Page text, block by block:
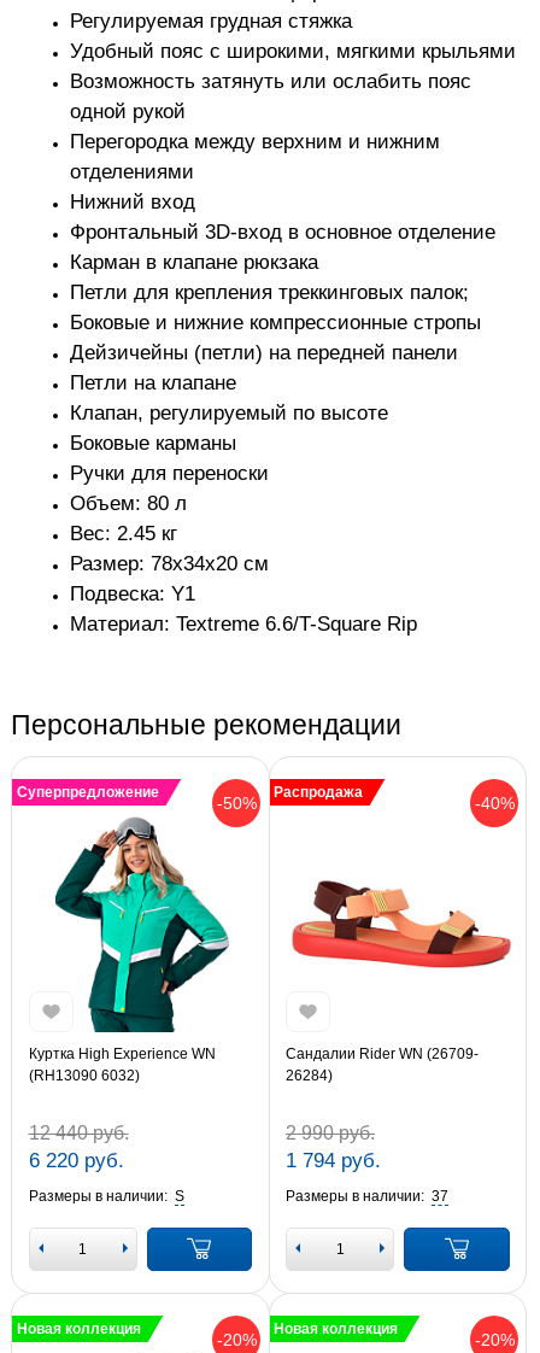
Регулируемая грудная стяжка
Удобный пояс с широкими, мягкими крыльями
Возможность затянуть или ослабить пояс
одной рукой
Перегородка между верхним и нижним
отделениями
Нижний вход
Фронтальный 3D-вход в основное отделение
Карман в клапане рюкзака
Петли для крепления треккинговых палок;
Боковые и нижние компрессионные стропы
Дейзичейны (петли) на передней панели
Петли на клапане
Клапан, регулируемый по высоте
Боковые карманы
Ручки для переноски
Объем: 80 л
Вес: 2.45 кг
Размер: 78x34x20 см
Подвеска: Y1
Материал: Textreme 6.6/T-Square Rip
Персональные рекомендации
-50%
Суперпредложение
Куртка High Experience WN
(RH13090 6032)
12 440 руб.
6 220 руб.
Размеры в наличии: S
-40%
Распродажа
Сандалии Rider WN (26709-
26284)
2 990 руб.
1 794 руб.
Размеры в наличии: 37
-20%
Новая коллекция
-20%
Новая коллекция